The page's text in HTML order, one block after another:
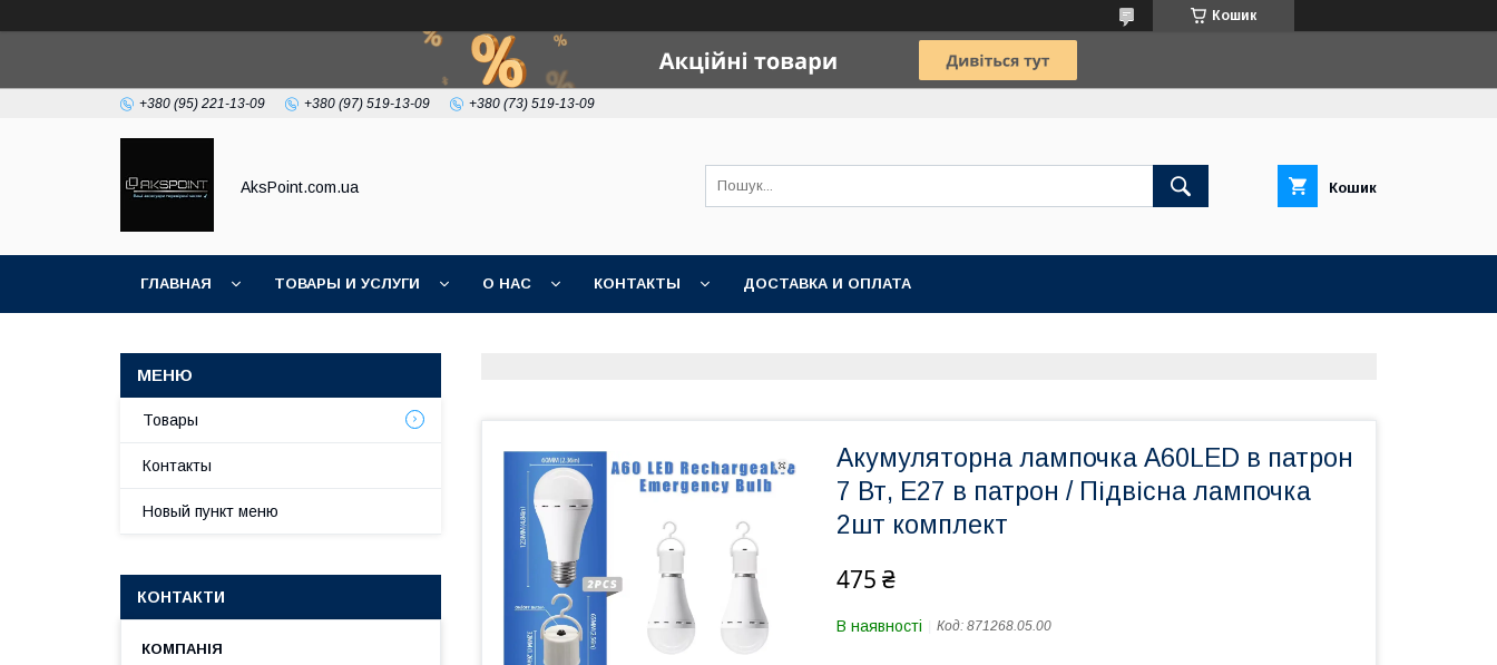
Кошик
+380 (95) 221-13-09 +380 (97) 519-13-09 +380 (73) 519-13-09
AksPoint.com.ua Кошик
ГЛАВНАЯ ТОВАРЫ И УСЛУГИ О НАС КОНТАКТЫ ДОСТАВКА И ОПЛАТА
Акумуляторна лампочка A60LED в патрон
7 Вт, Е27 в патрон / Підвісна лампочка
2шт комплект
475 ₴
В наявності Код: 871268.05.00
Товары
Контакты
Новый пункт меню
КОНТАКТИ